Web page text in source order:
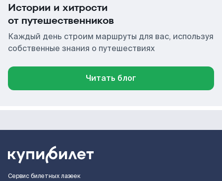
Истории и хитрости
от путешественников
Каждый день строим маршруты для вас, используя
собственные знания о путешествиях
Читать блог
Сервис билетных лазеек